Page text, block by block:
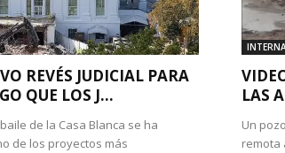
REVÉS JUDICIAL PARA
QUE LOS J...
de la Casa Blanca se ha
de los proyectos más
LAS
Un
remota